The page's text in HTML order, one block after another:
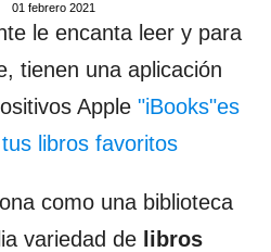
01 febrero 2021
le encanta leer y para
tienen una aplicación
Apple "iBooks"es
libros favoritos
como una biblioteca
variedad de libros